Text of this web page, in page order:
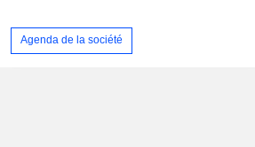
Agenda de la société